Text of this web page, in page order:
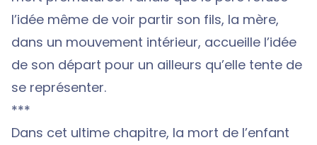
l’idée même de voir partir son fils, la mère,
dans un mouvement intérieur, accueille l’idée
de son départ pour un ailleurs qu’elle tente de
se représenter.
***
Dans cet ultime chapitre, la mort de l’enfant